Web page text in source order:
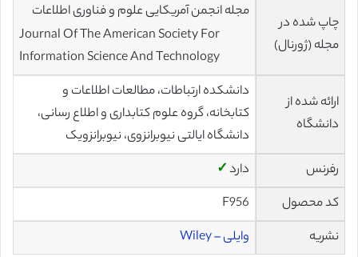
چاپ شده در
مجله (ژورنال)
مجله انجمن آمریکایی علوم و فناوری اطلاعات
Journal Of The American Society For
Information Science And Technology
ارائه شده از
دانشگاه
دانشکده ارتباطات، مطالعات اطلاعات و
کتابخانه، گروه علوم کتابداری و اطلاع رسانی،
دانشگاه ایالتی نیوبرانزوی، نیوبرانزویک
رفرنس
دارد✓
کد محصول
F956
نشریه
وایلی – Wiley